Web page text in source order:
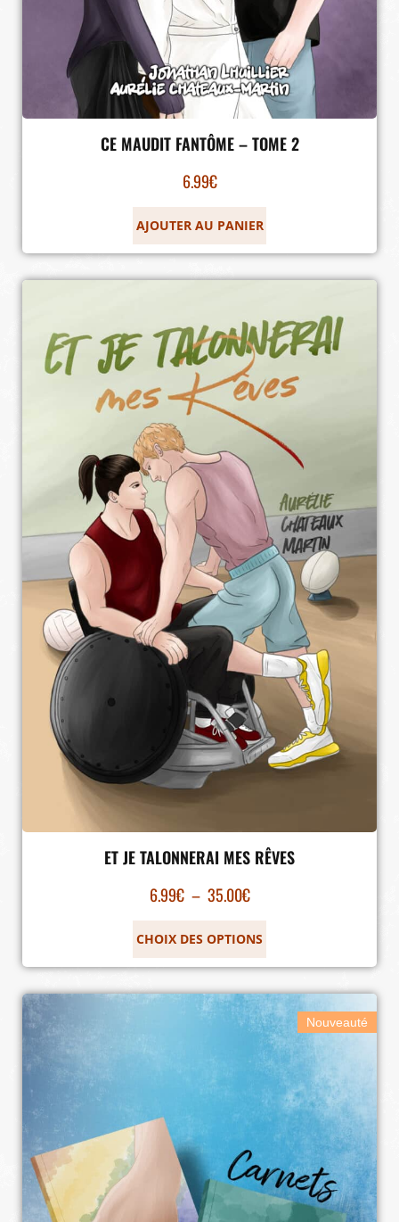
CE MAUDIT FANTÔME – TOME 2
6.99€
AJOUTER AU PANIER
ET JE TALONNERAI MES RÊVES
6.99€ – 35.00€
CHOIX DES OPTIONS
Nouveauté